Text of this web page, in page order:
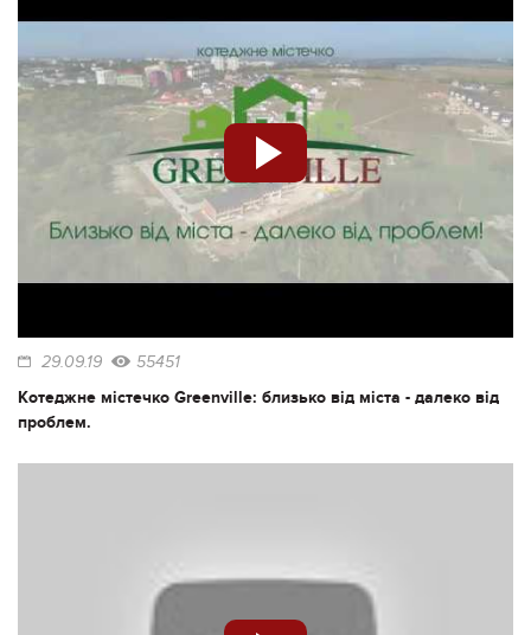
29.09.19 55451
Котеджне містечко Greenville: близько від міста - далеко від
проблем.